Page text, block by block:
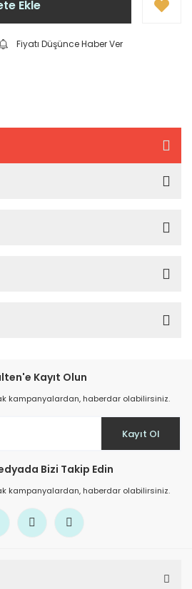
Ekle
Fiyatı Düşünce Haber Ver
Kayıt Olun
kampanyalardan, haberdar olabilirsiniz.
Kayıt Ol
Bizi Takip Edin
kampanyalardan, haberdar olabilirsiniz.